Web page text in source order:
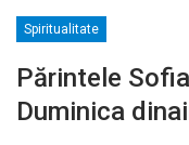
Spiritualitate
Părintele
Duminica